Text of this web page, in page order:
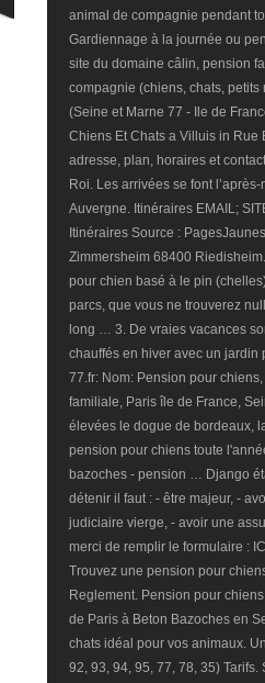
animal de compagnie pendant
Gardiennage à la journée ou
site du domaine câlin, pension
compagnie (chiens, chats,
(Seine et Marne 77 - Ile de
Chiens Et Chats a Villuis in
adresse, plan, horaires et
Roi. Les arrivées se font
Auvergne. Itinéraires EMAIL;
Itinéraires Source :
Zimmersheim 68400
pour chien basé à le pin
parcs, que vous ne trouverez
long … 3. De vraies vacances
chauffés en hiver avec un jardin
77.fr: Nom: Pension pour
familiale, Paris île de France,
élevées le dogue de bordeaux,
pension pour chiens toute
bazoches - pension … Django
détenir il faut : - être majeur, -
judiciaire vierge, - avoir une
merci de remplir le formulaire :
Trouvez une pension pour
Reglement. Pension pour
de Paris à Beton Bazoches en
chats idéal pour vos animaux.
92, 93, 94, 95, 77, 78, 35)